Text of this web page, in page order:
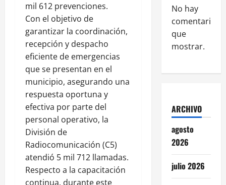
mil 612 prevenciones.
Con el objetivo de
garantizar la coordinación,
recepción y despacho
eficiente de emergencias
que se presentan en el
municipio, asegurando una
respuesta oportuna y
efectiva por parte del
personal operativo, la
División de
Radiocomunicación (C5)
atendió 5 mil 712 llamadas.
Respecto a la capacitación
continua, durante este
No hay
comentarios
que
mostrar.
ARCHIVO
agosto
2026
julio 2026